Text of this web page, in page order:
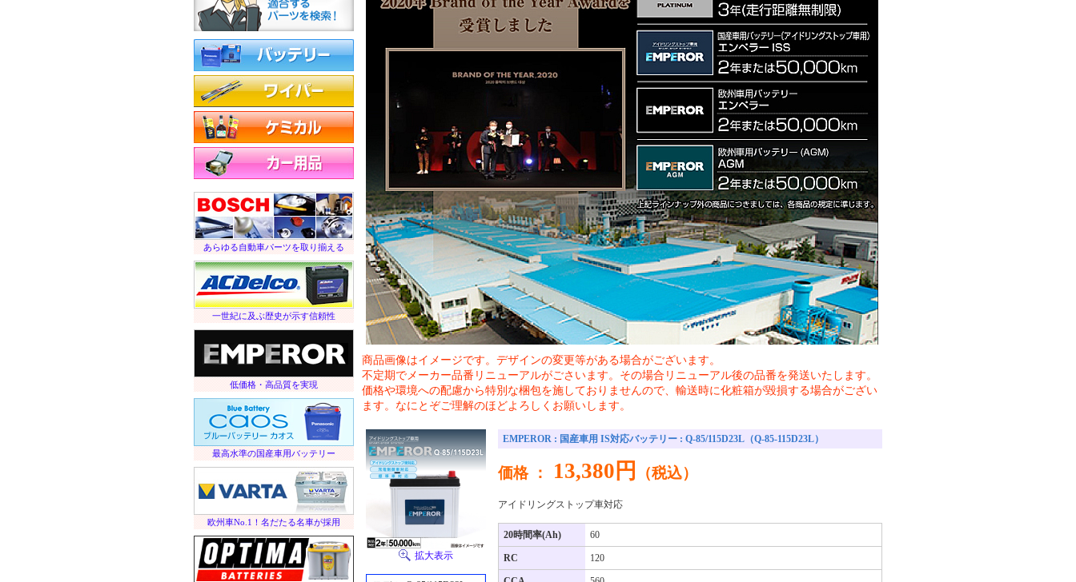
バッテリー
ワイパーブレード
ケミカル
あらゆる自動車パーツを取り揃える
一世紀に及ぶ歴史が示す信頼性
低価格・高品質を実現
最高水準の国産車用バッテリー
欧州車No.1！名だたる名車が採用
商品画像はイメージです。デザインの変更等がある場合がございます。
不定期でメーカー品番リニューアルがごさいます。その場合リニューアル後の品番を発送いたします。
価格や環境への配慮から特別な梱包を施しておりませんので、輸送時に化粧箱が毀損する場合がござい
ます。なにとぞご理解のほどよろしくお願いします。
拡大表示
EMPEROR : 国産車用 IS対応バッテリー : Q-85/115D23L（Q-85-115D23L）
価格 ： 13,380円 （税込）
アイドリングストップ車対応
20時間率(Ah) 60
RC 120